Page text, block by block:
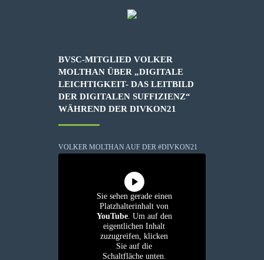
BVSC-MITGLIED VOLKER
MOLTHAN ÜBER „DIGITALE
LEICHTIGKEIT- DAS LEITBILD
DER DIGITALEN SUFFIZIENZ“
WÄHREND DER DIVKON21
VOLKER MOLTHAN AUF DER #DIVKON21
Sie sehen gerade einen
Platzhalterinhalt von
YouTube. Um auf den
eigentlichen Inhalt
zuzugreifen, klicken
Sie auf die
Schaltfläche unten.